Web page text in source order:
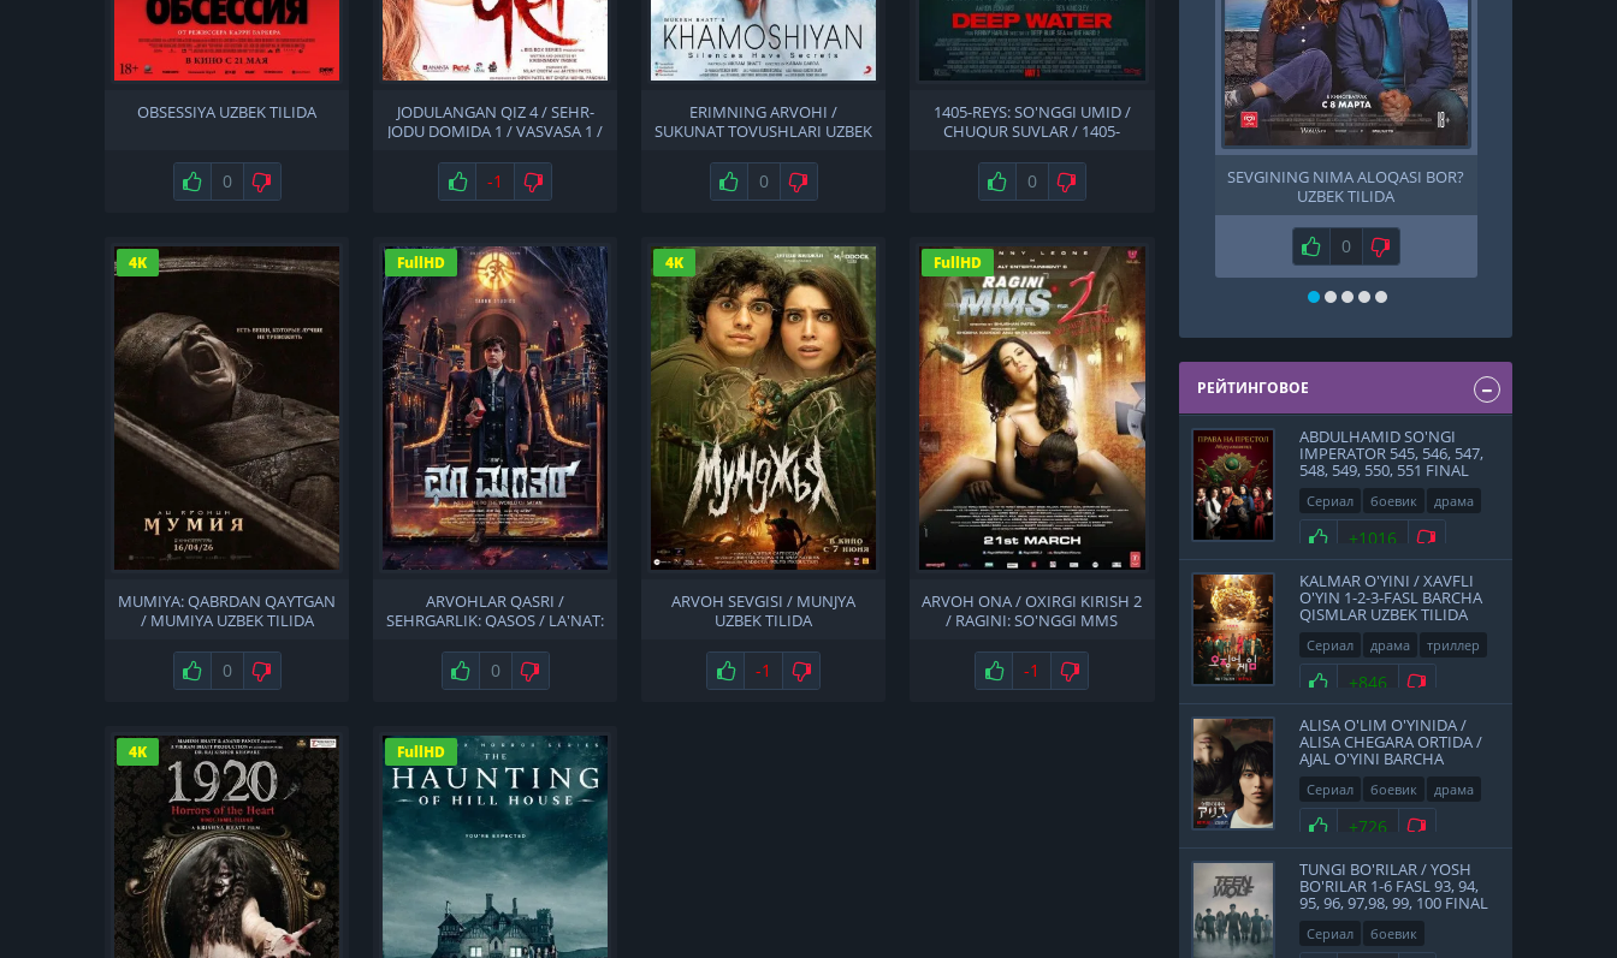
OBSESSIYA UZBEK TILIDA
Нравится
0 Не нравится
JODULANGAN QIZ 4 / SEHR-
JODU DOMIDA 1 / VASVASA 1 /
Нравится
-1 Не нравится
ERIMNING ARVOHI /
SUKUNAT TOVUSHLARI UZBEK
Нравится
0 Не нравится
1405-REYS: SO'NGGI UMID /
CHUQUR SUVLAR / 1405-
QARIDA UZBEK TILIDA
Нравится
0 Не нравится
4K
MUMIYA: QABRDAN QAYTGAN
/ MUMIYA UZBEK TILIDA
Нравится
0 Не нравится
FullHD
ARVOHLAR QASRI /
SEHRGARLIK: QASOS / LA'NAT:
Нравится
0 Не нравится
4K
ARVOH SEVGISI / MUNJYA
UZBEK TILIDA
Нравится
-1 Не нравится
FullHD
ARVOH ONA / OXIRGI KIRISH 2
/ RAGINI: SO'NGGI MMS
Нравится
-1 Не нравится
4K FullHD
SEVGINING NIMA ALOQASI BOR?
UZBEK TILIDA
Нравится
0 Не нравится
РЕЙТИНГОВОЕ
ABDULHAMID SO'NGI
IMPERATOR 545, 546, 547,
548, 549, 550, 551 FINAL
QISMLAR UZBEK TILIDA
Сериал боевик
драма
история
2017
Нравится
+1016 Не нравится
KALMAR O'YINI / XAVFLI
O'YIN 1-2-3-FASL BARCHA
QISMLAR UZBEK TILIDA
Сериал драма
триллер
2021
Нравится
+846 Не нравится
ALISA O'LIM O'YINIDA /
ALISA CHEGARA ORTIDA /
AJAL O'YINI BARCHA
QISMLAR UZBEK TILIDA
Сериал боевик
драма
фантастика
Япония
Нравится
+726 Не нравится
TUNGI BO'RILAR / YOSH
BO'RILAR 1-6 FASL 93, 94,
95, 96, 97,98, 99, 100 FINAL
QISMLAR UZBEK TILIDA
Сериал
боевик